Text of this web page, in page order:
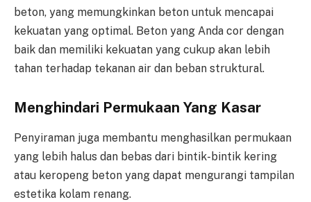
beton, yang memungkinkan beton untuk mencapai
kekuatan yang optimal. Beton yang Anda cor dengan
baik dan memiliki kekuatan yang cukup akan lebih
tahan terhadap tekanan air dan beban struktural.
Menghindari Permukaan Yang Kasar
Penyiraman juga membantu menghasilkan permukaan
yang lebih halus dan bebas dari bintik-bintik kering
atau keropeng beton yang dapat mengurangi tampilan
estetika kolam renang.